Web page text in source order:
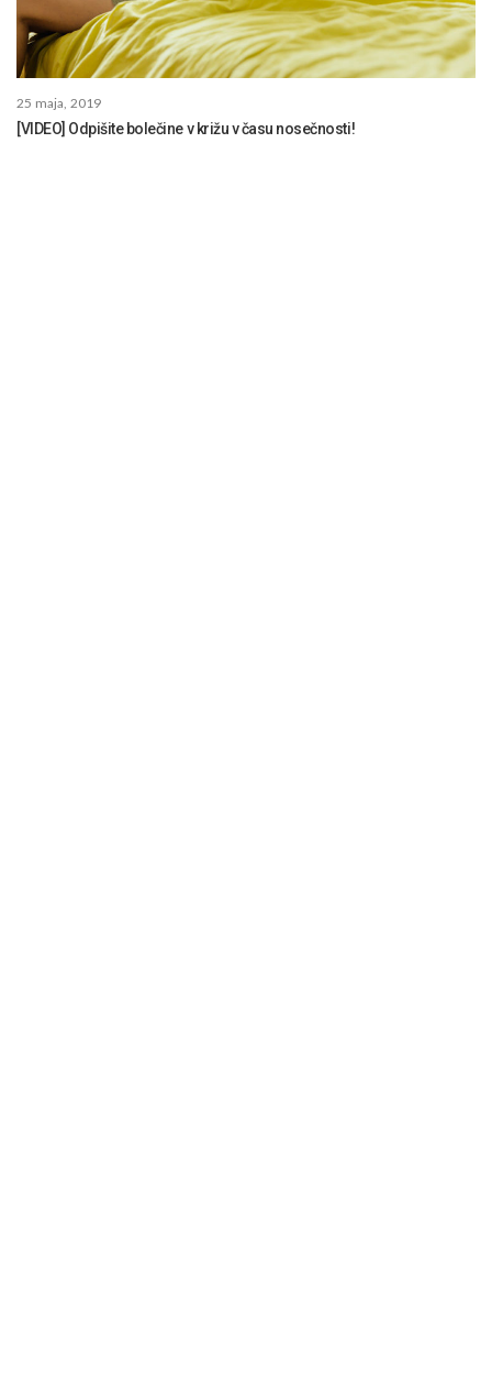
25 maja, 2019
[VIDEO] Odpišite bolečine v križu v času nosečnosti!